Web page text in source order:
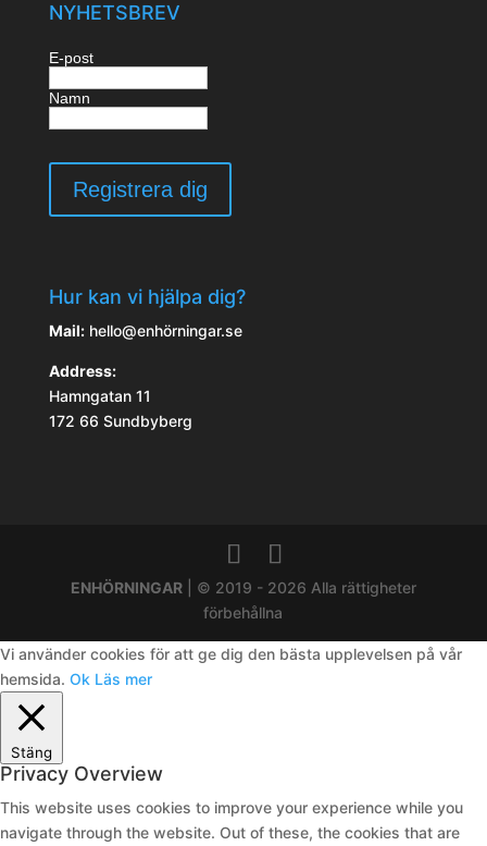
NYHETSBREV
E-post
Namn
Hur kan vi hjälpa dig?
Mail:hello@enhörningar.se
Address:
Hamngatan 11
172 66 Sundbyberg
ENHÖRNINGAR| © 2019 - 2026 Alla rättigheter
förbehållna
Vi använder cookies för att ge dig den bästa upplevelsen på vår
hemsida. Ok Läs mer
Stäng
Privacy Overview
This website uses cookies to improve your experience while you
navigate through the website. Out of these, the cookies that are